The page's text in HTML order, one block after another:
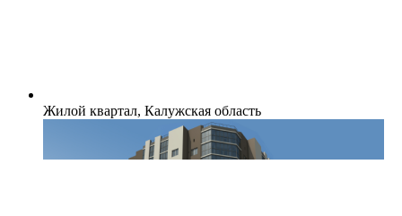
Жилой квартал, Калужская область